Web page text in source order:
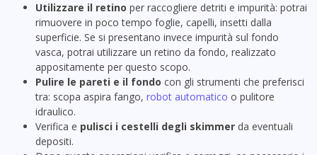
Utilizzare il retino per raccogliere detriti e impurità: potrai
rimuovere in poco tempo foglie, capelli, insetti dalla
superficie. Se si presentano invece impurità sul fondo
vasca, potrai utilizzare un retino da fondo, realizzato
appositamente per questo scopo.
Pulire le pareti e il fondo con gli strumenti che preferisci
tra: scopa aspira fango, robot automatico o pulitore
idraulico.
Verifica e pulisci i cestelli degli skimmer da eventuali
depositi.